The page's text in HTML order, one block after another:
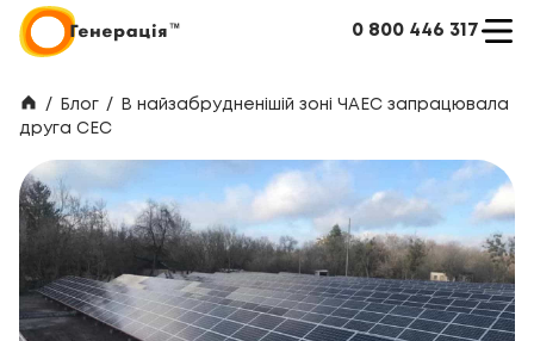
0 800 446 317
/ Блог /
В найзабрудненішій зоні ЧАЕС запрацювала
друга СЕС